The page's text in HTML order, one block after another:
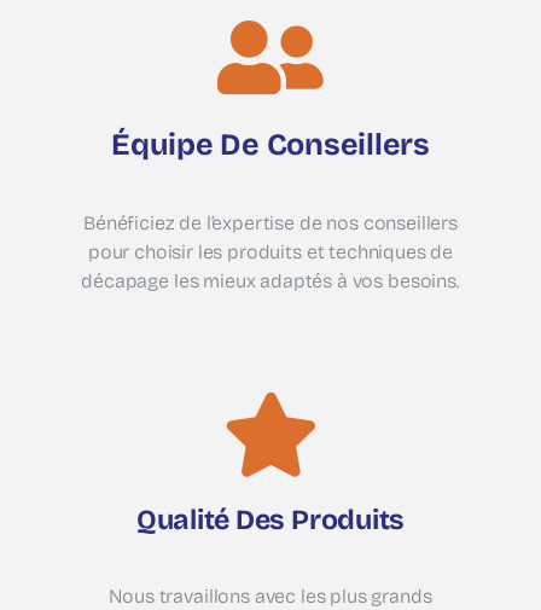
Équipe De Conseillers
Bénéficiez de l’expertise de nos conseillers
pour choisir les produits et techniques de
décapage les mieux adaptés à vos besoins.
Qualité Des Produits
Nous travaillons avec les plus grands